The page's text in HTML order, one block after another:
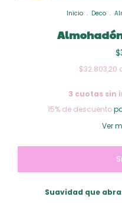
Inicio . Deco .
Almohadón
$32.803,20
3 cuotas sin
15% de descuento
Ver
Suavidad que